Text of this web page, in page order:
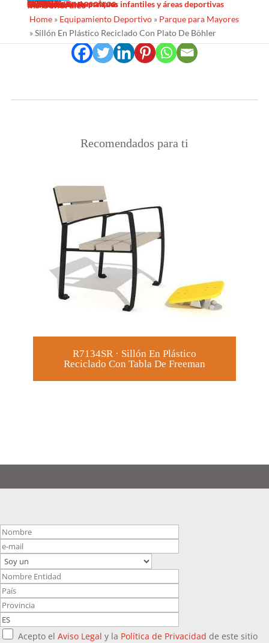
Trabaja con nosotros
Servicios
Diseño
Fabricacion
Mantenimiento
Proyectos llave en mano
Desinfección de parques infantiles y áreas deportivas
Contacto
Ins Generales
Home» Equipamiento Deportivo» Parque para Mayores
»Sillón En Plástico Reciclado Con Plato De Böhler
Compartir en redes sociales
Recomendados para ti
R7134SR · Sillón En Plástico
Reciclado Con Tabla De Freeman
Acepto el Aviso Legal y la Política de Privacidad de este sitio